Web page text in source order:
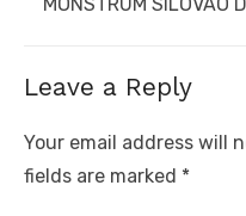
Leave a Reply
Your email address will
fields are marked *